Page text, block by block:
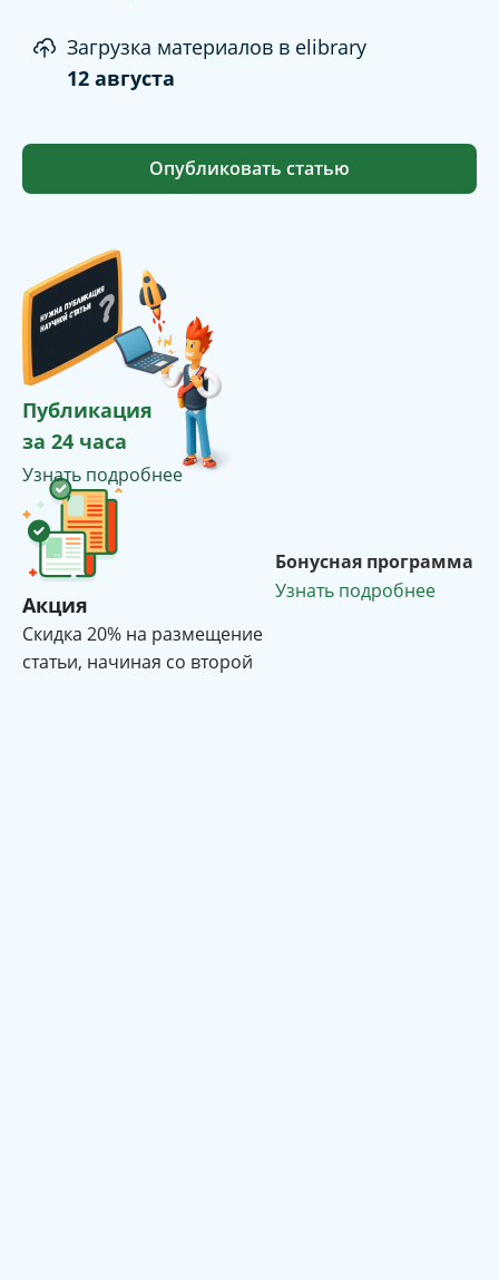
Загрузка материалов в elibrary
12 августа
Опубликовать статью
Публикация
за 24 часа
Узнать подробнее
Акция
Cкидка 20% на размещение
статьи, начиная со второй
Бонусная программа
Узнать подробнее